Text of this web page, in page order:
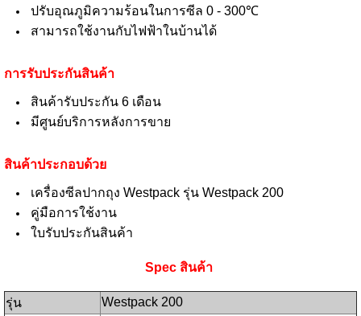
ปรับอุณภูมิความร้อนในการซีล 0 - 300℃
สามารถใช้งานกับไฟฟ้าในบ้านได้
การรับประกันสินค้า
สินค้ารับประกัน 6 เดือน
มีศูนย์บริการหลังการขาย
สินค้าประกอบด้วย
เครื่องซีลปากถุง Westpack รุ่น Westpack 200
คู่มือการใช้งาน
ใบรับประกันสินค้า
Spec สินค้า
รุ่น
Westpack 200